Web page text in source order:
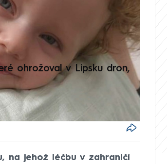
ohrožoval v Lipsku dron,
na jehož léčbu v zahraničí